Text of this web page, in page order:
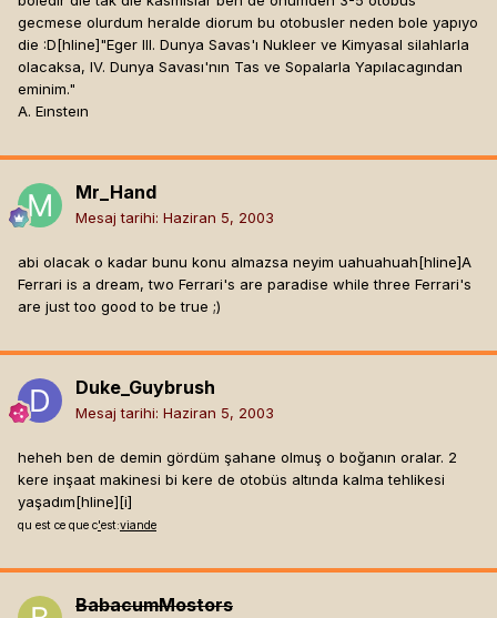
gecmese olurdum heralde diorum bu otobusler neden bole yapıyo
die :D[hline]"Eger III. Dunya Savas'ı Nukleer ve Kimyasal silahlarla
olacaksa, IV. Dunya Savası'nın Tas ve Sopalarla Yapılacagından
eminim."
A. Eınsteın
Mr_Hand
Mesaj tarihi: Haziran 5, 2003
abi olacak o kadar bunu konu almazsa neyim uahuahuah[hline]A
Ferrari is a dream, two Ferrari's are paradise while three Ferrari's
are just too good to be true ;)
Duke_Guybrush
Mesaj tarihi: Haziran 5, 2003
heheh ben de demin gördüm şahane olmuş o boğanın oralar. 2
kere inşaat makinesi bi kere de otobüs altında kalma tehlikesi
yaşadım[hline][i]
qu est ce que c'est:viande
BabacumMostors